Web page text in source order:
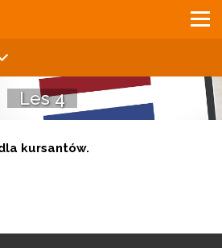
Les 4
kursantów.